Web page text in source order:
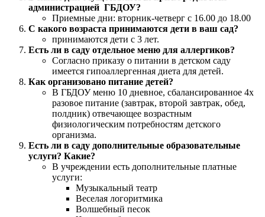
администрацией ГБДОУ?
Приемные дни: вторник-четверг с 16.00 до 18.00
С какого возраста принимаются дети в ваш сад?
принимаются дети с 3 лет.
Есть ли в саду отдельное меню для аллергиков?
Согласно приказу о питании в детском саду
имеется гипоаллергенная диета для детей.
Как организовано питание детей?
В ГБДОУ меню 10 дневное, сбалансированное 4х
разовое питание (завтрак, второй завтрак, обед,
полдник) отвечающее возрастным
физиологическим потребностям детского
организма.
Есть ли в саду дополнительные образовательные
услуги? Какие?
В учреждении есть дополнительные платные
услуги:
Музыкальный театр
Веселая логоритмика
Волшебный песок